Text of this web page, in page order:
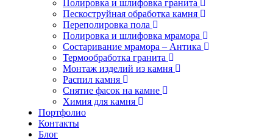
Полировка и шлифовка гранита
Пескоструйная обработка камня
Переполировка пола
Полировка и шлифовка мрамора
Состаривание мрамора – Антика
Термообработка гранита
Монтаж изделий из камня
Распил камня
Снятие фасок на камне
Химия для камня
Портфолио
Контакты
Блог